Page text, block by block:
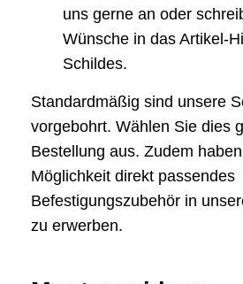
uns gerne an oder
Wünsche in das Artikel-
Schildes.
Standardmäßig sind unsere
vorgebohrt. Wählen Sie dies
Bestellung aus. Zudem
Möglichkeit direkt passendes
Befestigungszubehör in
zu erwerben.